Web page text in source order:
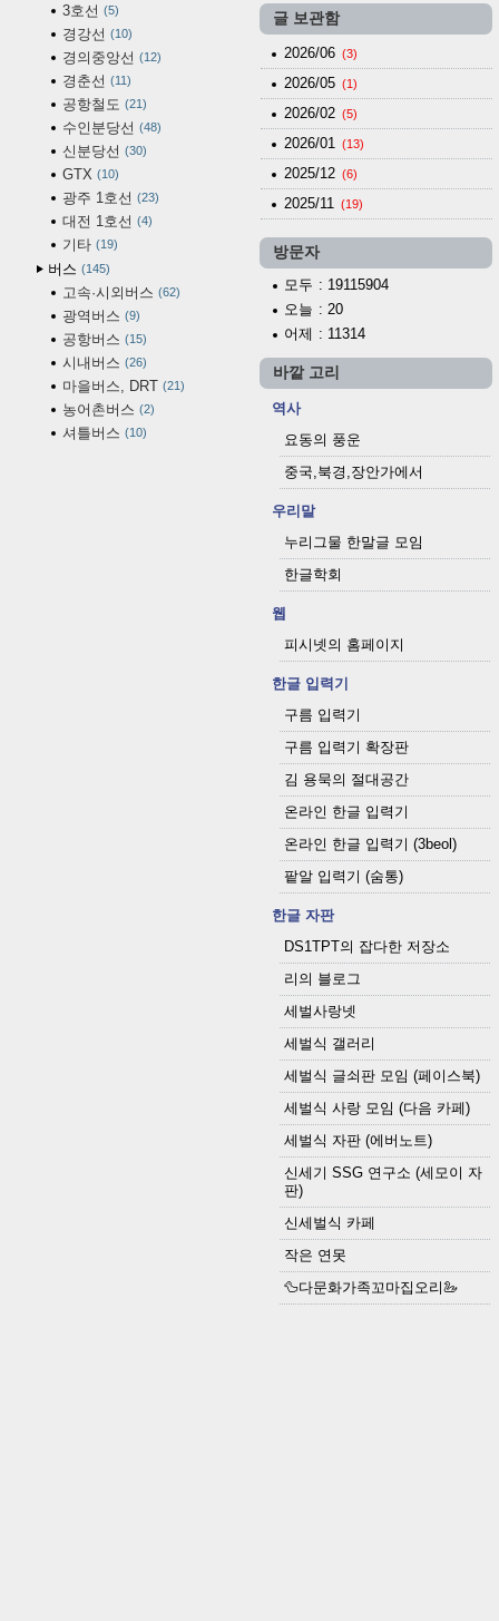
3호선 5
경강선 10
경의중앙선 12
경춘선 11
공항철도 21
수인분당선 48
신분당선 30
GTX 10
광주 1호선 23
대전 1호선 4
기타 19
버스 145
고속·시외버스 62
광역버스 9
공항버스 15
시내버스 26
마을버스, DRT 21
농어촌버스 2
셔틀버스 10
글 보관함
2026/06 (3)
2026/05 (1)
2026/02 (5)
2026/01 (13)
2025/12 (6)
2025/11 (19)
방문자
모두 : 19115904
오늘 : 20
어제 : 11314
바깥 고리
역사
요동의 풍운
중국,북경,장안가에서
우리말
누리그물 한말글 모임
한글학회
웹
피시넷의 홈페이지
한글 입력기
구름 입력기
구름 입력기 확장판
김 용묵의 절대공간
온라인 한글 입력기
온라인 한글 입력기 (3beol)
팥알 입력기 (숨통)
한글 자판
DS1TPT의 잡다한 저장소
리의 블로그
세벌사랑넷
세벌식 갤러리
세벌식 글쇠판 모임 (페이스북)
세벌식 사랑 모임 (다음 카페)
세벌식 자판 (에버노트)
신세기 SSG 연구소 (세모이 자
판)
신세벌식 카페
작은 연못
🦆다문화가족꼬마집오리🦢